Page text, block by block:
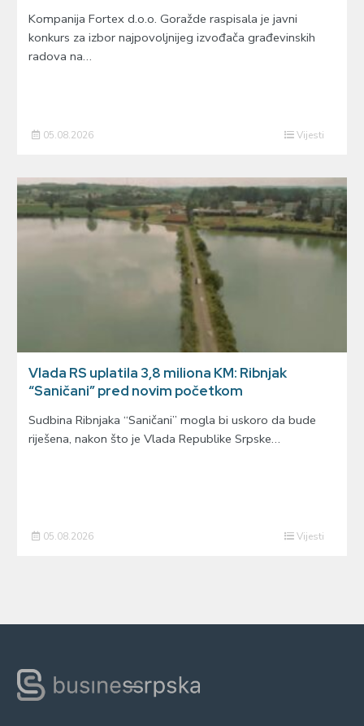
Kompanija Fortex d.o.o. Goražde raspisala je javni
konkurs za izbor najpovoljnijeg izvođača građevinskih
radova na…
05.08.2026 Vijesti
Vlada RS uplatila 3,8 miliona KM: Ribnjak
“Saničani” pred novim početkom
Sudbina Ribnjaka “Saničani” mogla bi uskoro da bude
riješena, nakon što je Vlada Republike Srpske…
05.08.2026 Vijesti